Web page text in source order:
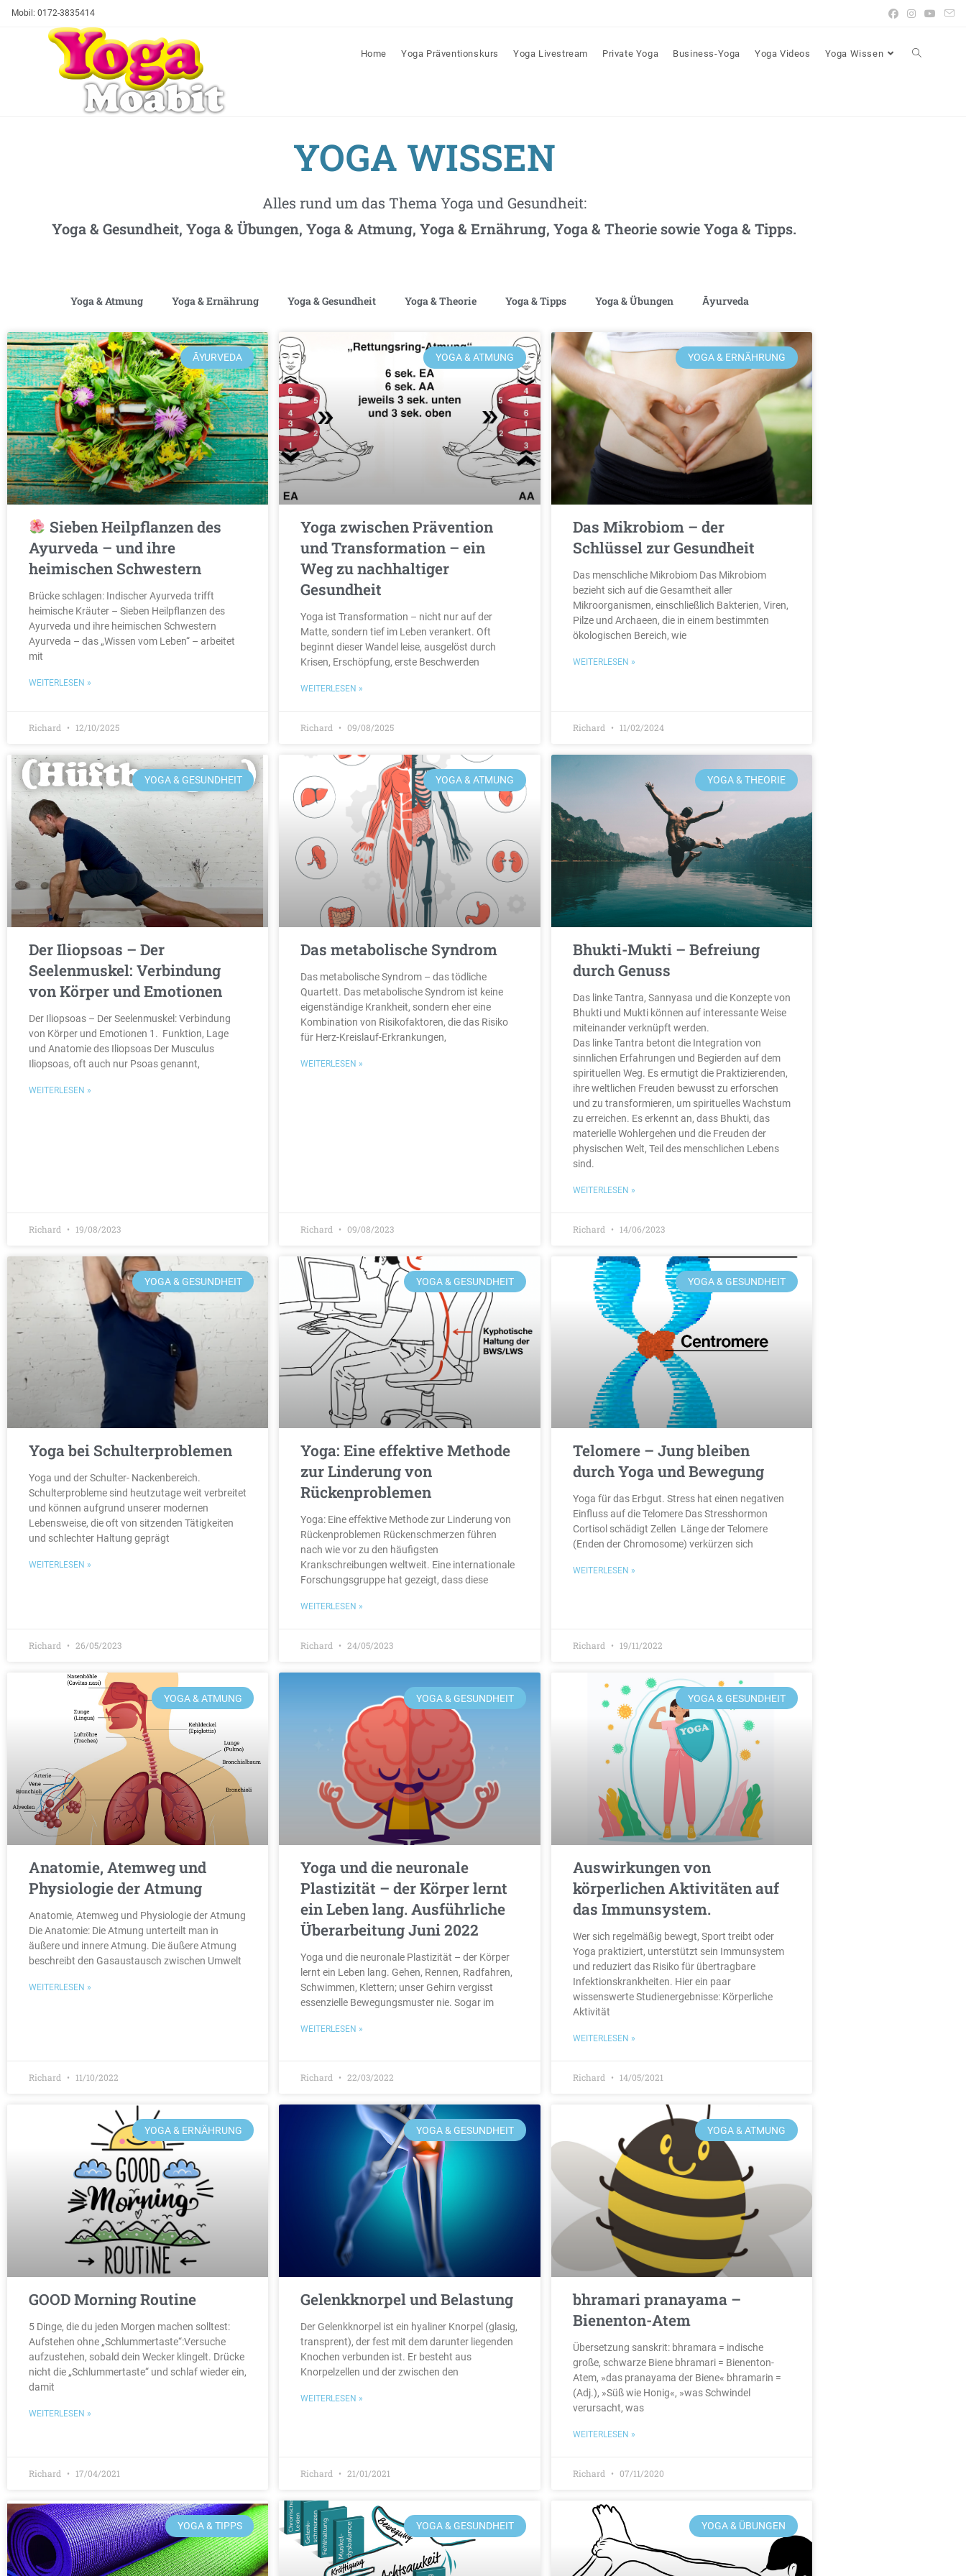
Mobil: 0172-3835414
Home Yoga Präventionskurs Yoga Livestream Private Yoga Business-Yoga Yoga Videos Yoga Wissen
YOGA WISSEN
Alles rund um das Thema Yoga und Gesundheit:
Yoga & Gesundheit, Yoga & Übungen, Yoga & Atmung, Yoga & Ernährung, Yoga & Theorie sowie Yoga & Tipps.
Yoga & Atmung Yoga & Ernährung Yoga & Gesundheit Yoga & Theorie Yoga & Tipps Yoga & Übungen Āyurveda
ĀYURVEDA
Sieben Heilpflanzen des
Ayurveda – und ihre
heimischen Schwestern
Brücke schlagen: Indischer Ayurveda trifft
heimische Kräuter – Sieben Heilpflanzen des
Ayurveda und ihre heimischen Schwestern
Ayurveda – das „Wissen vom Leben“ – arbeitet
mit
WEITERLESEN »
Richard 12/10/2025
YOGA & ATMUNG
Yoga zwischen Prävention
und Transformation – ein
Weg zu nachhaltiger
Gesundheit
Yoga ist Transformation – nicht nur auf der
Matte, sondern tief im Leben verankert. Oft
beginnt dieser Wandel leise, ausgelöst durch
Krisen, Erschöpfung, erste Beschwerden
WEITERLESEN »
Richard 09/08/2025
YOGA & ERNÄHRUNG
Das Mikrobiom – der
Schlüssel zur Gesundheit
Das menschliche Mikrobiom Das Mikrobiom
bezieht sich auf die Gesamtheit aller
Mikroorganismen, einschließlich Bakterien, Viren,
Pilze und Archaeen, die in einem bestimmten
ökologischen Bereich, wie
WEITERLESEN »
Richard 11/02/2024
YOGA & GESUNDHEIT
Der Iliopsoas – Der
Seelenmuskel: Verbindung
von Körper und Emotionen
Der Iliopsoas – Der Seelenmuskel: Verbindung
von Körper und Emotionen 1. Funktion, Lage
und Anatomie des Iliopsoas Der Musculus
Iliopsoas, oft auch nur Psoas genannt,
WEITERLESEN »
Richard 19/08/2023
YOGA & ATMUNG
Das metabolische Syndrom
Das metabolische Syndrom – das tödliche
Quartett. Das metabolische Syndrom ist keine
eigenständige Krankheit, sondern eher eine
Kombination von Risikofaktoren, die das Risiko
für Herz-Kreislauf-Erkrankungen,
WEITERLESEN »
Richard 09/08/2023
YOGA & THEORIE
Bhukti-Mukti – Befreiung
durch Genuss
Das linke Tantra, Sannyasa und die Konzepte von
Bhukti und Mukti können auf interessante Weise
miteinander verknüpft werden.
Das linke Tantra betont die Integration von
sinnlichen Erfahrungen und Begierden auf dem
spirituellen Weg. Es ermutigt die Praktizierenden,
ihre weltlichen Freuden bewusst zu erforschen
und zu transformieren, um spirituelles Wachstum
zu erreichen. Es erkennt an, dass Bhukti, das
materielle Wohlergehen und die Freuden der
physischen Welt, Teil des menschlichen Lebens
sind.
WEITERLESEN »
Richard 14/06/2023
YOGA & GESUNDHEIT
Yoga bei Schulterproblemen
Yoga und der Schulter- Nackenbereich.
Schulterprobleme sind heutzutage weit verbreitet
und können aufgrund unserer modernen
Lebensweise, die oft von sitzenden Tätigkeiten
und schlechter Haltung geprägt
WEITERLESEN »
Richard 26/05/2023
YOGA & GESUNDHEIT
Yoga: Eine effektive Methode
zur Linderung von
Rückenproblemen
Yoga: Eine effektive Methode zur Linderung von
Rückenproblemen Rückenschmerzen führen
nach wie vor zu den häufigsten
Krankschreibungen weltweit. Eine internationale
Forschungsgruppe hat gezeigt, dass diese
WEITERLESEN »
Richard 24/05/2023
YOGA & GESUNDHEIT
Telomere – Jung bleiben
durch Yoga und Bewegung
Yoga für das Erbgut. Stress hat einen negativen
Einfluss auf die Telomere Das Stresshormon
Cortisol schädigt Zellen Länge der Telomere
(Enden der Chromosome) verkürzen sich
WEITERLESEN »
Richard 19/11/2022
YOGA & ATMUNG
Anatomie, Atemweg und
Physiologie der Atmung
Anatomie, Atemweg und Physiologie der Atmung
Die Anatomie: Die Atmung unterteilt man in
äußere und innere Atmung. Die äußere Atmung
beschreibt den Gasaustausch zwischen Umwelt
WEITERLESEN »
Richard 11/10/2022
YOGA & GESUNDHEIT
Yoga und die neuronale
Plastizität – der Körper lernt
ein Leben lang. Ausführliche
Überarbeitung Juni 2022
Yoga und die neuronale Plastizität – der Körper
lernt ein Leben lang. Gehen, Rennen, Radfahren,
Schwimmen, Klettern; unser Gehirn vergisst
essenzielle Bewegungsmuster nie. Sogar im
WEITERLESEN »
Richard 22/03/2022
YOGA & GESUNDHEIT
Auswirkungen von
körperlichen Aktivitäten auf
das Immunsystem.
Wer sich regelmäßig bewegt, Sport treibt oder
Yoga praktiziert, unterstützt sein Immunsystem
und reduziert das Risiko für übertragbare
Infektionskrankheiten. Hier ein paar
wissenswerte Studienergebnisse: Körperliche
Aktivität
WEITERLESEN »
Richard 14/05/2021
YOGA & ERNÄHRUNG
GOOD Morning Routine
5 Dinge, die du jeden Morgen machen solltest:
Aufstehen ohne „Schlummertaste“:Versuche
aufzustehen, sobald dein Wecker klingelt. Drücke
nicht die „Schlummertaste“ und schlaf wieder ein,
damit
WEITERLESEN »
Richard 17/04/2021
YOGA & GESUNDHEIT
Gelenkknorpel und Belastung
Der Gelenkknorpel ist ein hyaliner Knorpel (glasig,
transprent), der fest mit dem darunter liegenden
Knochen verbunden ist. Er besteht aus
Knorpelzellen und der zwischen den
WEITERLESEN »
Richard 21/01/2021
YOGA & ATMUNG
bhramari pranayama –
Bienenton-Atem
Übersetzung sanskrit: bhramara = indische
große, schwarze Biene bhramari = Bienenton-
Atem, »das pranayama der Biene« bhramarin =
(Adj.), »Süß wie Honig«, »was Schwindel
verursacht, was
WEITERLESEN »
Richard 07/11/2020
YOGA & TIPPS YOGA & GESUNDHEIT YOGA & ÜBUNGEN